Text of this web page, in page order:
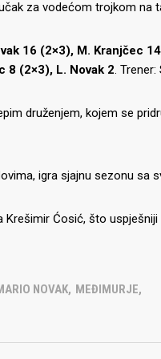
za vodećom trojkom na
16 (2×3), M. Kranjčec
8 (2×3), L. Novak 2. Trener:
druženjem, kojem se
igra sjajnu sezonu sa
Ćosić, što
NOVAK, MEĐIMURJE,